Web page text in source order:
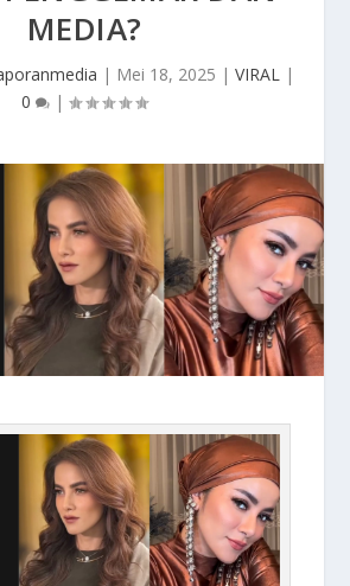
MEDIA?
| Mei 18, 2025 | VIRAL|
0
|